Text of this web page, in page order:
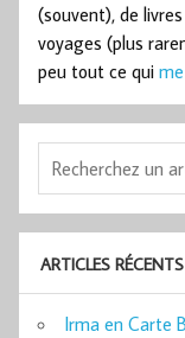
(souvent), de
voyages (plus
peu tout ce qui me
ARTICLES RÉCENTS
Irma en Carte